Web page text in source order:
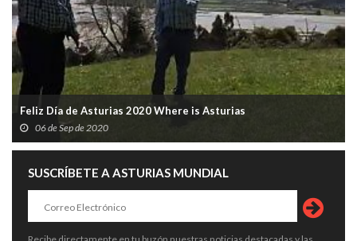
Feliz Día de Asturias 2020 Where is Asturias
06 de Sep de 2020
SUSCRÍBETE A ASTURIAS MUNDIAL